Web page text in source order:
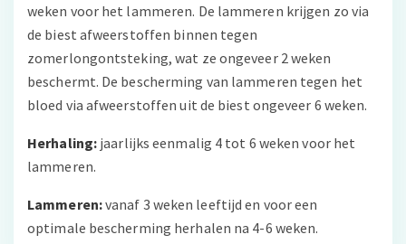
weken voor het lammeren. De lammeren krijgen zo via
de biest afweerstoffen binnen tegen
zomerlongontsteking, wat ze ongeveer 2 weken
beschermt. De bescherming van lammeren tegen het
bloed via afweerstoffen uit de biest ongeveer 6 weken.
Herhaling: jaarlijks eenmalig 4 tot 6 weken voor het
lammeren.
Lammeren:vanaf 3 weken leeftijd en voor een
optimale bescherming herhalen na 4-6 weken.